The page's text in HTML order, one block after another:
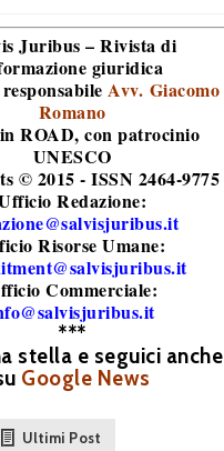
Juribus – Rivista di
giuridica
Avv. Giacomo
Romano
ROAD, con patrocinio
UNESCO
© 2015 - ISSN 2464-9775
Redazione:
Risorse Umane:
Commerciale:
***
stella e seguici anche
Google News
Ultimi Post